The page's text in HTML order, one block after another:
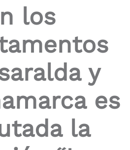
los
y
es
la